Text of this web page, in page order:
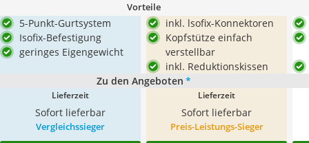
Vorteile
5-Punkt-Gurtsystem
Isofix-Befestigung
geringes Eigengewicht
inkl. lsofix-Konnektoren
Kopfstütze einfach
verstellbar
inkl. Reduktionskissen
Zu den Angeboten *
Lieferzeit
Sofort lieferbar
Lieferzeit
Sofort lieferbar
Vergleichssieger Preis-Leistungs-Sieger